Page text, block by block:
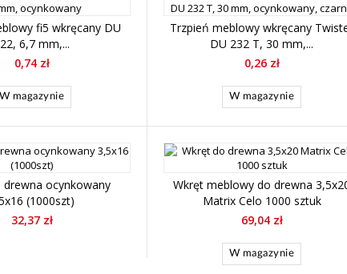
fi5 wkręcany DU
6,7 mm,...
0,74 zł
W magazynie
Trzpień meblowy wkręcany
DU 232 T, 30 mm,...
0,26 zł
W magazynie
drewna ocynkowany
(1000szt)
32,37 zł
Wkręt meblowy do drewna
Matrix Celo 1000 sztuk
69,04 zł
W magazynie